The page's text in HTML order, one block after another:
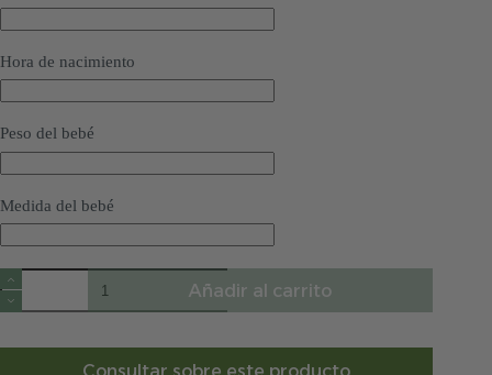
Hora de nacimiento
Peso del bebé
Medida del bebé
Natalicio
personalizado
jirafa
cantidad
Añadir al carrito